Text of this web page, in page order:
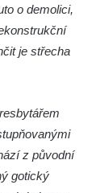
o demolici,
je střecha
z původní
gotický